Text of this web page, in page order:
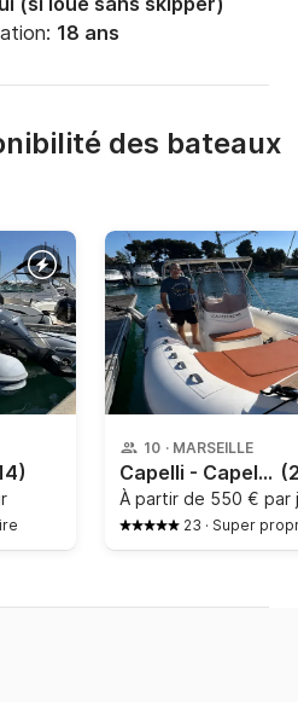
18 ans
des bateaux
10 · MARSEILLE
Capelli - Capelli Tempest 700
À partir de 550 € par
23 · Super